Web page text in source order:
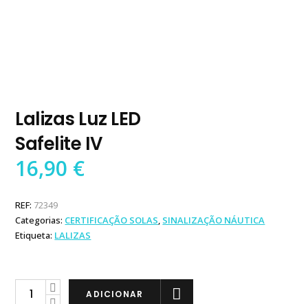
Lalizas Luz LED
Safelite IV
16,90 €
REF: 72349
Categorias: CERTIFICAÇÃO SOLAS, SINALIZAÇÃO NÁUTICA
Etiqueta: LALIZAS
Lalizas
ADICIONAR